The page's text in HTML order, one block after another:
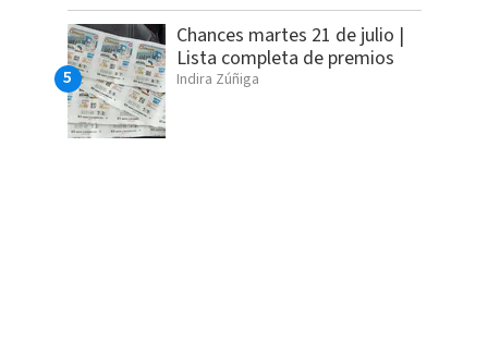
Chances martes 21 de julio |
Lista completa de premios
Indira Zúñiga